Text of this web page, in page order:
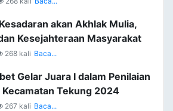
akan Akhlak Mulia,
Kesejahteraan Masyarakat
268 kali Baca...
Gelar Juara I dalam Penilaian
Tekung 2024
267 kali Baca...